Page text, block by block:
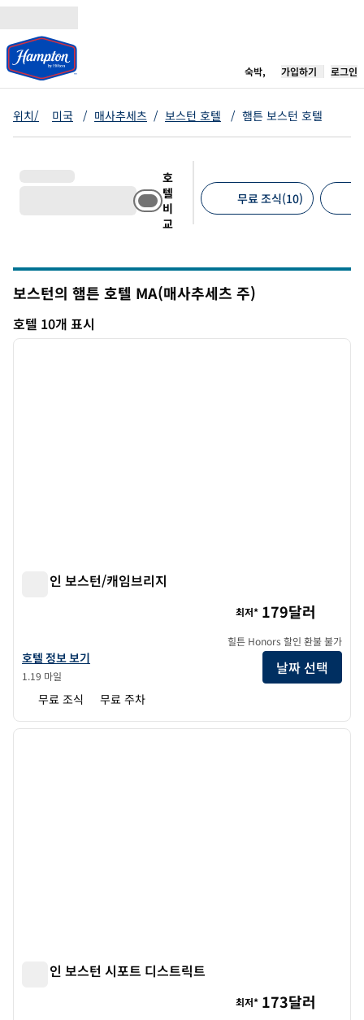
숙박, 새 탭 열림
가입하기 로그인
위치/ 미국 / 매사추세츠 / 보스턴 호텔 / 햄튼 보스턴 호텔
호
텔
비
교
무료 조식(10)
보스턴의 햄튼 호텔 MA(매사추세츠 주)
호텔 10개 표시
호텔 10개 표시
1/12
다음
햄튼 인 보스턴/캐임브리지
햄튼 인 보스턴/캠브리지의 호텔 정보 보기
호텔 정보 보기
1.19 마일
최저* 179달러
힐튼 Honors 할인 환불 불가
날짜 선택
무료 조식 무료 주차
1/12
1/12
다음
햄튼 인 보스턴 시포트 디스트릭트
최저* 173달러